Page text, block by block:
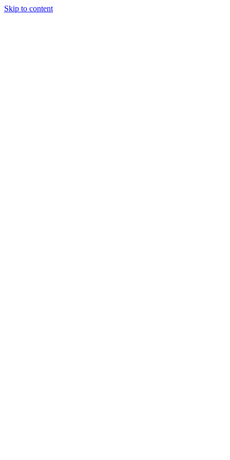
Skip to content